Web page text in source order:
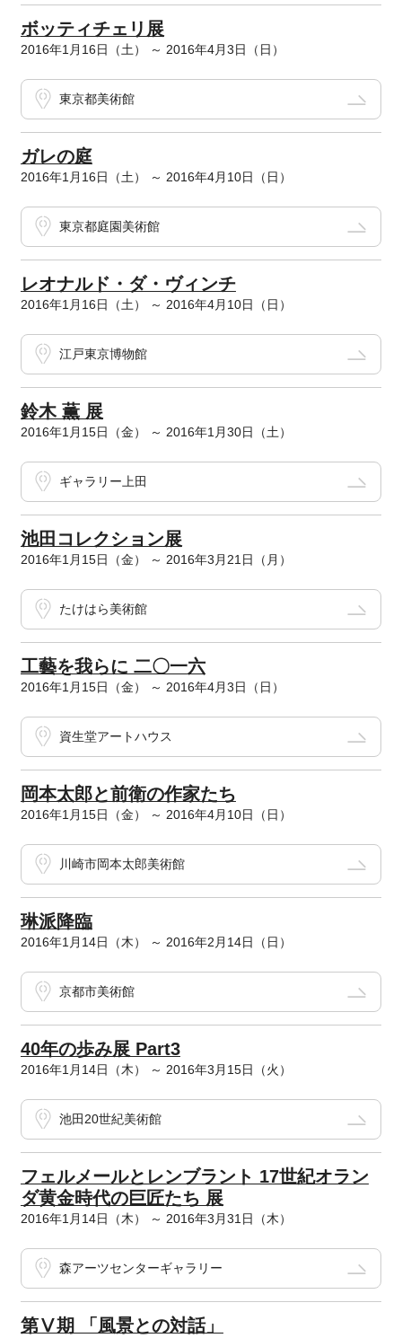
ボッティチェリ展
2016年1月16日（土） ～ 2016年4月3日（日）
東京都美術館
ガレの庭
2016年1月16日（土） ～ 2016年4月10日（日）
東京都庭園美術館
レオナルド・ダ・ヴィンチ
2016年1月16日（土） ～ 2016年4月10日（日）
江戸東京博物館
鈴木 薫 展
2016年1月15日（金） ～ 2016年1月30日（土）
ギャラリー上田
池田コレクション展
2016年1月15日（金） ～ 2016年3月21日（月）
たけはら美術館
工藝を我らに 二〇一六
2016年1月15日（金） ～ 2016年4月3日（日）
資生堂アートハウス
岡本太郎と前衛の作家たち
2016年1月15日（金） ～ 2016年4月10日（日）
川崎市岡本太郎美術館
琳派降臨
2016年1月14日（木） ～ 2016年2月14日（日）
京都市美術館
40年の歩み展 Part3
2016年1月14日（木） ～ 2016年3月15日（火）
池田20世紀美術館
フェルメールとレンブラント 17世紀オラン
ダ黄金時代の巨匠たち 展
2016年1月14日（木） ～ 2016年3月31日（木）
森アーツセンターギャラリー
第Ⅴ期 「風景との対話」